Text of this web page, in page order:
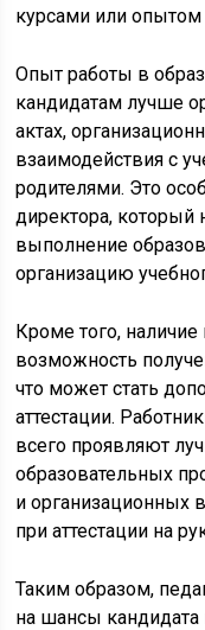
курсами или опытом
Опыт работы в
кандидатам лучше
актах,
взаимодействия с
родителями. Это
директора, который
выполнение
организацию
Кроме того, наличие
возможность
что может стать
аттестации.
всего проявляют
образовательных
и организационных
при аттестации на
Таким образом,
на шансы кандидата